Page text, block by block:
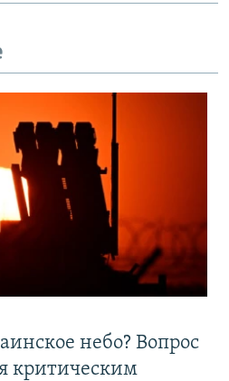
небо? Вопрос
критическим